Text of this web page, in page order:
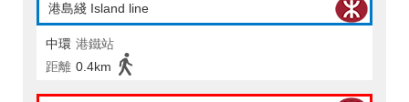
港島綫 Island line
中環 港鐵站
距離 0.4km